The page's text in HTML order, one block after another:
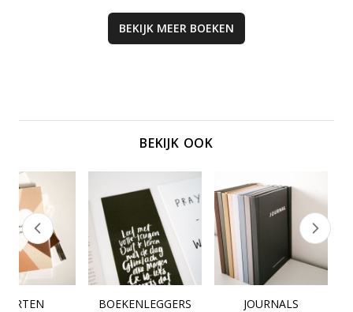
BEKIJK MEER BOEKEN
BEKIJK OOK
BOEKENLEGGERS JOURNALS